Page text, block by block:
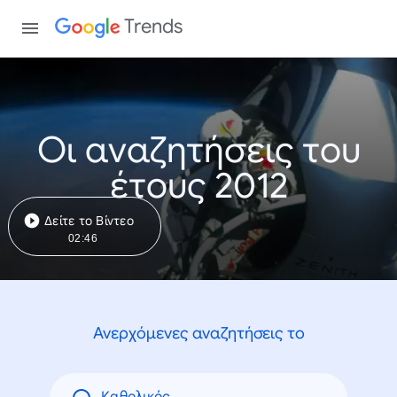
Trends
Οι αναζητήσεις του
έτους 2012
Δείτε το Βίντεο
02:46
Ανερχόμενες αναζητήσεις το